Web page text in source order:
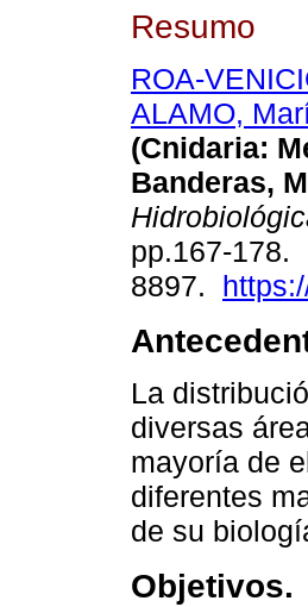
Resumo
ROA-
ALAMO,
(Cnidaria:
Banderas,
pp.167-178.
8897.
La
diversas
mayoría de
diferentes
de su
Objetivos.